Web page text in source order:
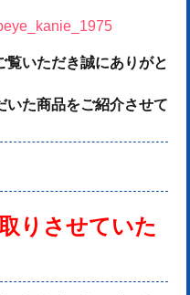
覧いただき誠にありがと
いた商品をご紹介させて
りさせていた